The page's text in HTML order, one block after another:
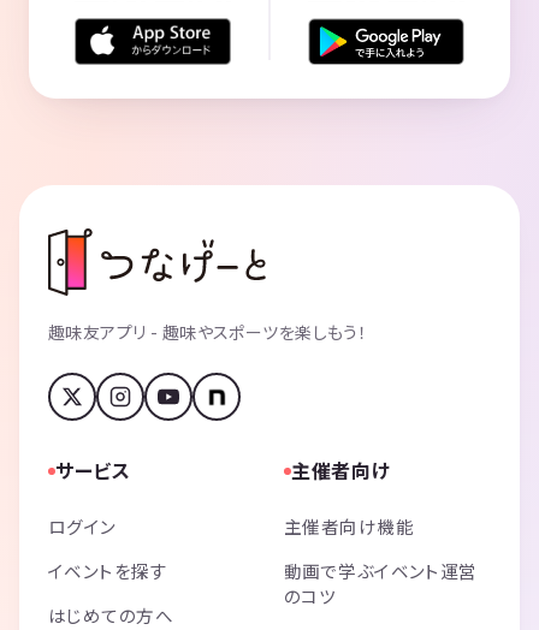
趣味友アプリ - 趣味やスポーツを楽しもう！
サービス
ログイン
イベントを探す
はじめての方へ
主催者向け
主催者向け機能
動画で学ぶイベント運営
のコツ